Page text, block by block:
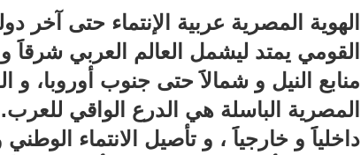
الهوية المصرية عربية الإنتماء حتى آخر
القومي يمتد ليشمل العالم العربي شرقاََ
منابع النيل و شمالاََ حتى جنوب أوروبا، و
المصرية الباسلة هي الدرع الواقي
داخلياََ و خارجياََ ، و تأصيل الانتماء